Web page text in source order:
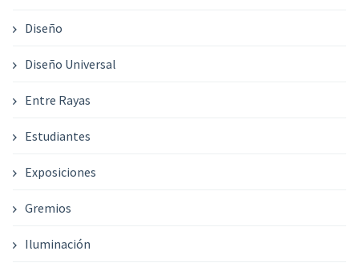
Diseño
Diseño Universal
Entre Rayas
Estudiantes
Exposiciones
Gremios
Iluminación